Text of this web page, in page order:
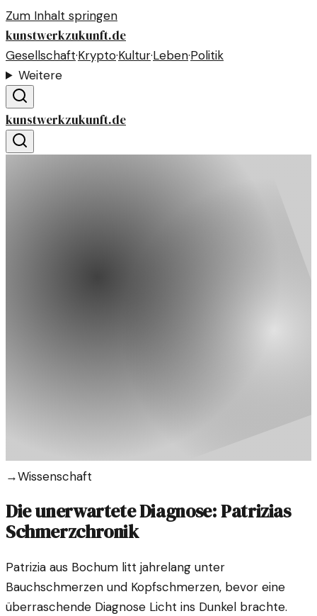
Zum Inhalt springen
kunstwerkzukunft.de
Gesellschaft·Krypto·Kultur·Leben·Politik
Weitere
kunstwerkzukunft.de
→Wissenschaft
Die unerwartete Diagnose: Patrizias
Schmerzchronik
Patrizia aus Bochum litt jahrelang unter
Bauchschmerzen und Kopfschmerzen, bevor eine
überraschende Diagnose Licht ins Dunkel brachte.